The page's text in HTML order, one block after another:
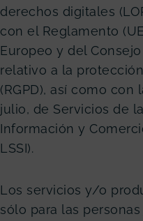
derechos digitales
con el Reglamento
Europeo y del
relativo a la
(RGPD), así como con
julio, de Servicios de
Información y
LSSI).
Los servicios y/o
sólo para las